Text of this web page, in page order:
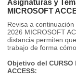
Asignaturas y
MICROSOFT
Revisa a
2026 MICROSOFT
distancia permiten
trabajo de forma
Objetivo del CURSO
ACCESS: